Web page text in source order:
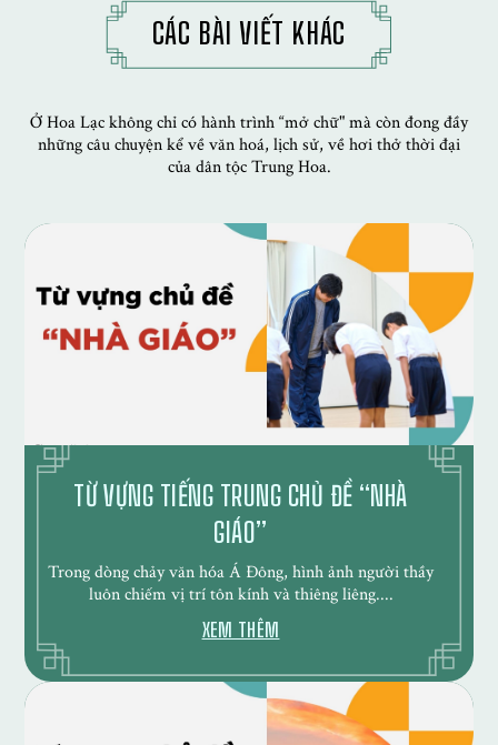
CÁC BÀI VIẾT KHÁC
Ở Hoa Lạc không chỉ có hành trình “mở chữ" mà còn đong đầy
những câu chuyện kể về văn hoá, lịch sử, về hơi thở thời đại
của dân tộc Trung Hoa.
TỪ VỰNG TIẾNG TRUNG CHỦ ĐỀ “NHÀ
GIÁO”
Trong dòng chảy văn hóa Á Đông, hình ảnh người thầy
luôn chiếm vị trí tôn kính và thiêng liêng....
XEM THÊM